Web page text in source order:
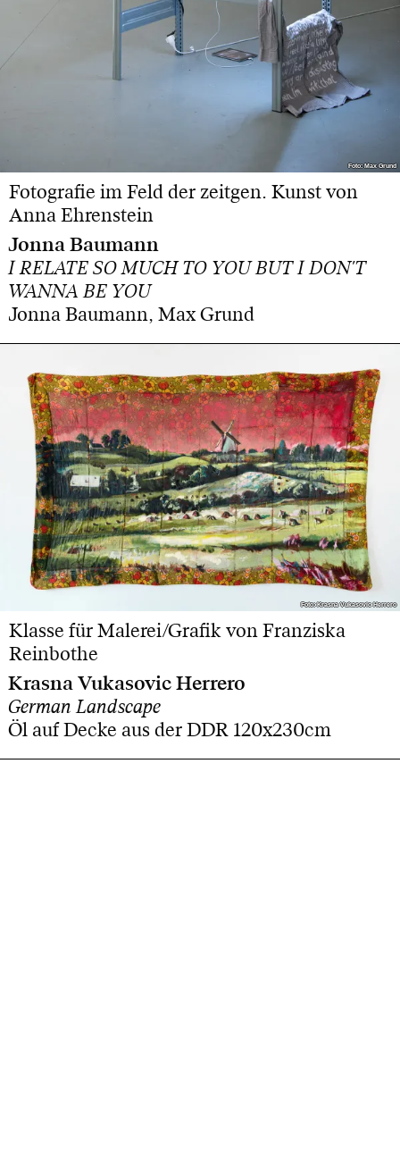
Foto: Max Grund
Foto: Max Grund
Fotografie im Feld der zeitgen. Kunst von
Anna Ehrenstein
Jonna Baumann
I RELATE SO MUCH TO YOU BUT I DON'T
WANNA BE YOU
Jonna Baumann, Max Grund
Foto: Krasna Vukasovic Herrero
Foto: Krasna Vukasovic Herrero
Klasse für Malerei/Grafik von Franziska
Reinbothe
Krasna Vukasovic Herrero
German Landscape
Öl auf Decke aus der DDR 120x230cm